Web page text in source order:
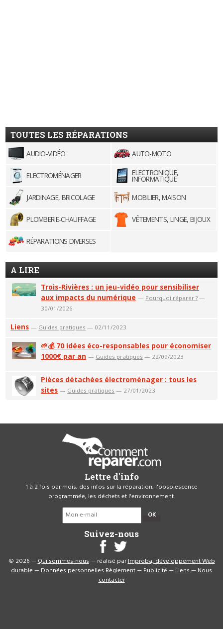
TOUTES LES RÉPARATIONS
AUDIO-VIDÉO AUTO-MOTO
ELECTROMÉNAGER ELECTRONIQUE,
INFORMATIQUE
JARDINAGE, BRICOLAGE
MOBILIER, MAISON
PLOMBERIE-CHAUFFAGE VÊTEMENTS, LINGE, BIJOUX
RÉPARATIONS DIVERSES
A LIRE
Trois-Rivières : un jeu-vidéo pour sensibiliser
aux impacts du numérique — Pourquoi réparer ? —
30/01/2026
Liens — Guides pratiques — 02/11/2023
🌱💰 70 idées éco-responsables pour économiser
1000€ par an — Guides pratiques — 22/09/2023
Pièces détachées électroménager : tous les
sites — Guides pratiques — 27/01/2023
Lettre d'info
1 à 2 fois par mois, des infos sur la réparation, l'obsolescence
programmée, les déchets et l'environnement.
OK
Suivez-nous
© 2026 —Qui sommes-nous— réalisé parImproba, développement Web
durable—Données personnellesRèglement—Publicité—Liens—Nous
contacter